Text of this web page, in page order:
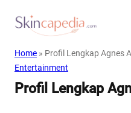
Home » Profil Lengkap Agnes
Entertainment
Profil Lengkap